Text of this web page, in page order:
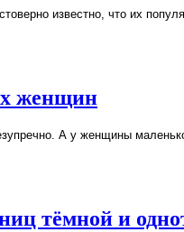
известно, что их
женщин
А у женщины
тёмной и